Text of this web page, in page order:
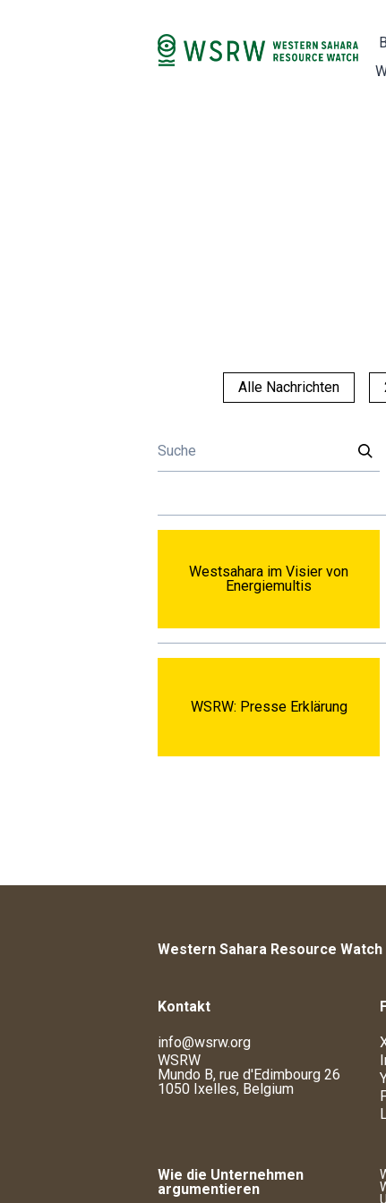
Alle Nachrichten
Westsahara im Visier von
Energiemultis
WSRW: Presse Erklärung
Western Sahara Resource Watch
Kontakt
info@wsrw.org
WSRW
Mundo B, rue d'Edimbourg 26
1050 Ixelles, Belgium
Wie die Unternehmen
argumentieren